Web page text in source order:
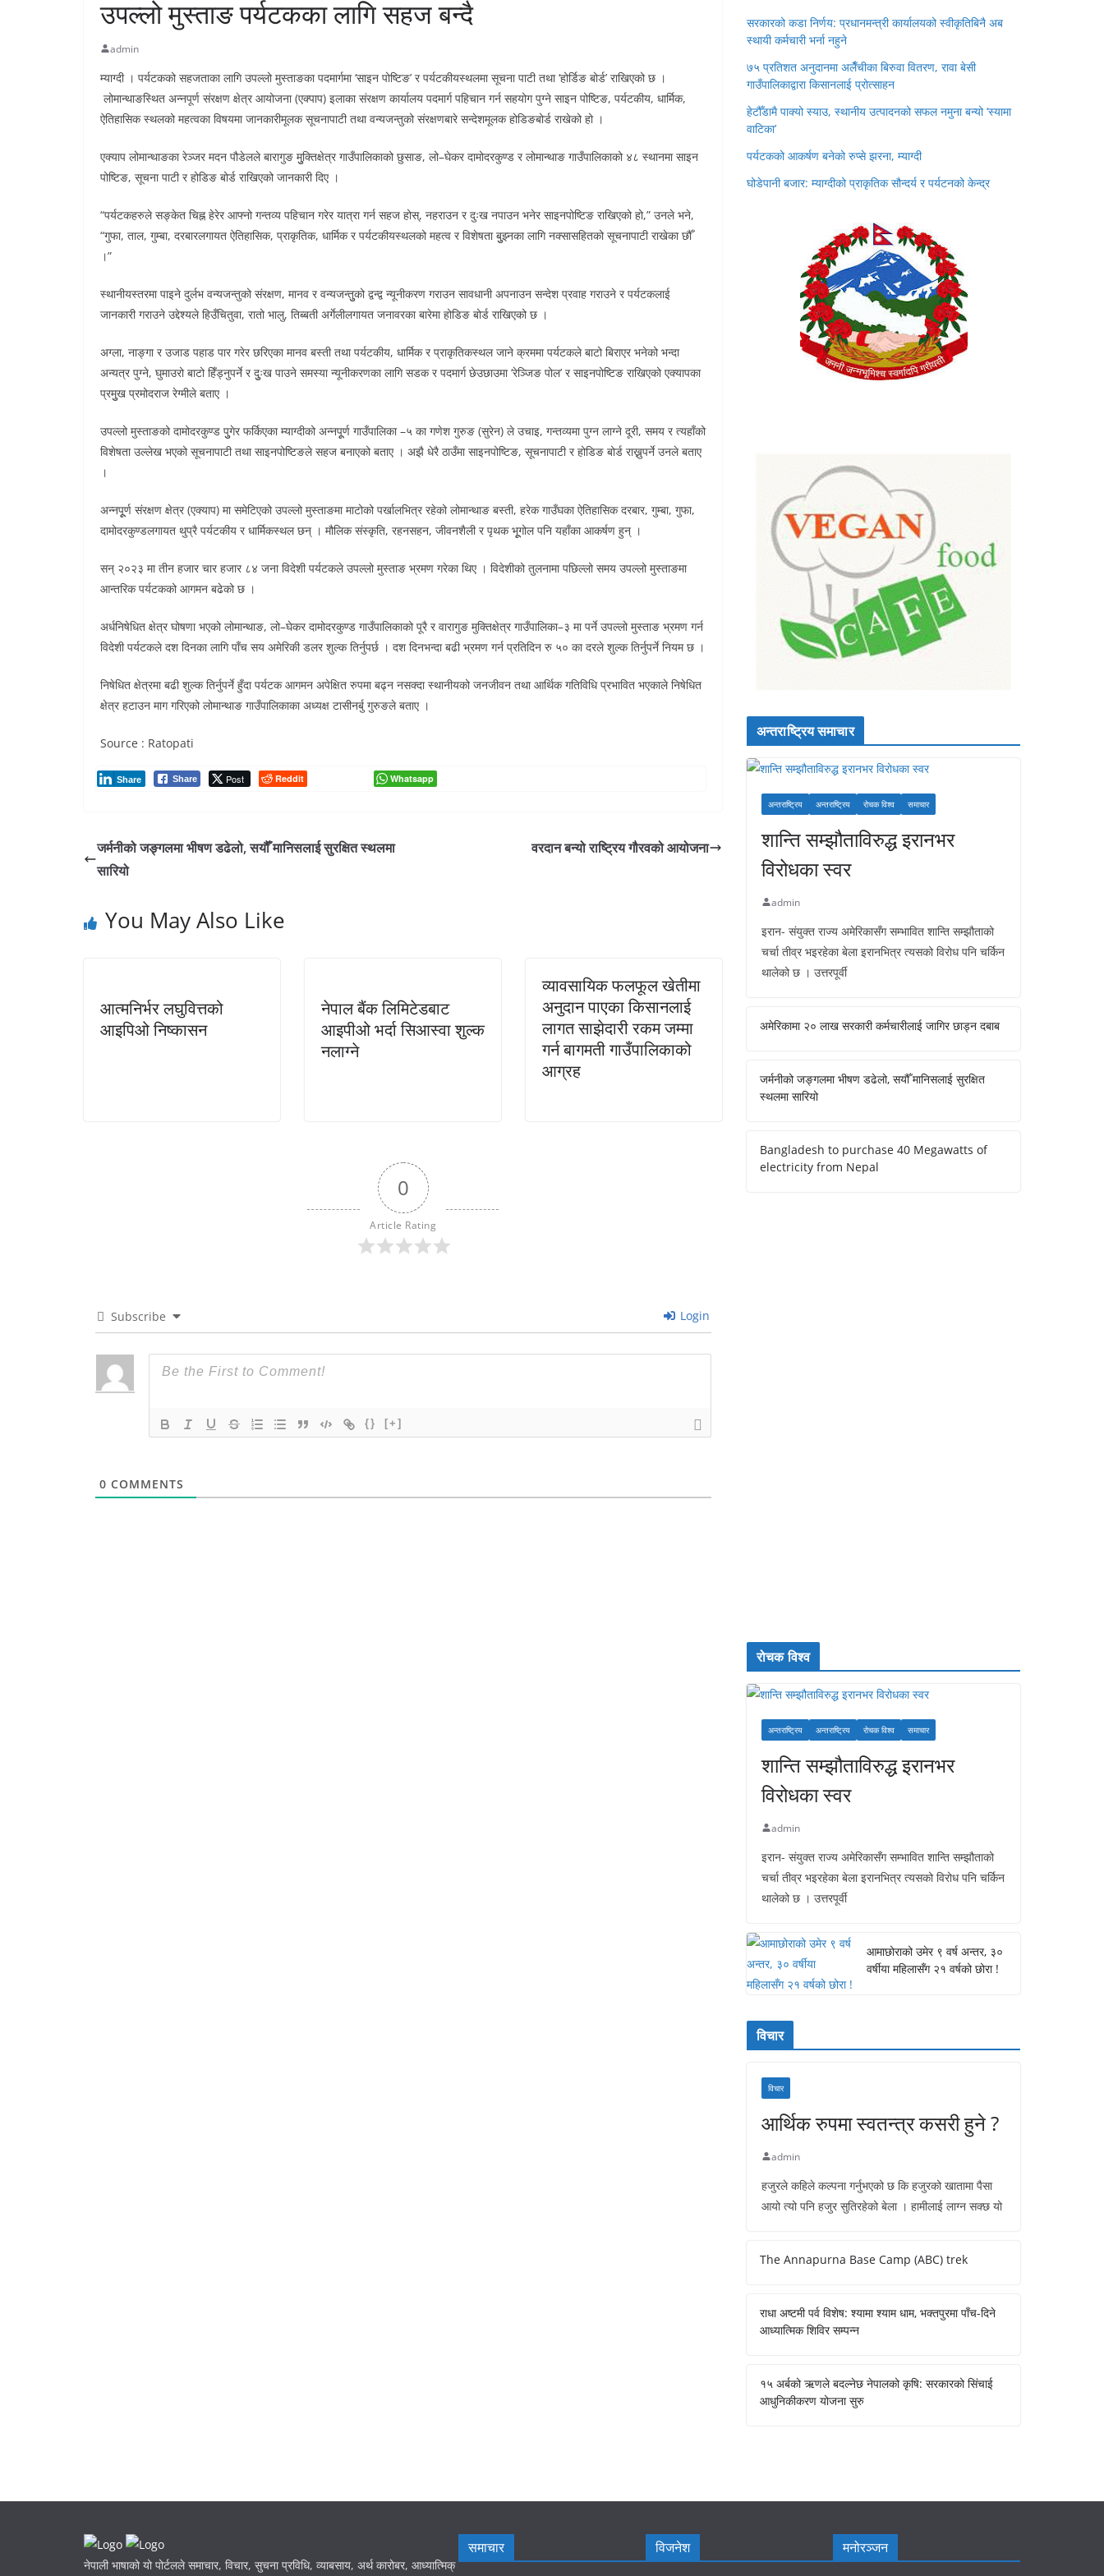
उपल्लो मुस्ताङ पर्यटकका लागि सहज बन्दै
admin
म्याग्दी । पर्यटकको सहजताका लागि उपल्लो मुस्ताङका पदमार्गमा ‘साइन पोष्टिङ’ र पर्यटकीयस्थलमा सूचना पाटी तथा ‘होर्डिङ बोर्ड’ राखिएको छ ।
लोमान्थाङस्थित अन्नपूर्ण संरक्षण क्षेत्र आयोजना (एक्पाप) इलाका संरक्षण कार्यालय पदमार्ग पहिचान गर्न सहयोग पुग्ने साइन पोष्टिङ, पर्यटकीय, धार्मिक,
ऐतिहासिक स्थलको महत्वका विषयमा जानकारीमूलक सूचनापाटी तथा वन्यजन्तुको संरक्षणबारे सन्देशमूलक होडिङबोर्ड राखेको हो ।
एक्याप लोमान्थाङका रेञ्जर मदन पौडेलले बारागुङ मुुक्तिक्षेत्र गाउँपालिकाको छुसाङ, लो–घेकर दामोदरकुण्ड र लोमान्थाङ गाउँपालिकाको ४८ स्थानमा साइन
पोष्टिङ, सूचना पाटी र होडिङ बोर्ड राखिएको जानकारी दिए ।
“पर्यटकहरुले सङ्केत चिह्न हेरेर आफ्नो गन्तव्य पहिचान गरेर यात्रा गर्न सहज होस्, नहराउन र दुःख नपाउन भनेर साइनपोष्टिङ राखिएको हो,” उनले भने,
“गुफा, ताल, गुम्बा, दरबारलगायत ऐतिहासिक, प्राकृतिक, धार्मिक र पर्यटकीयस्थलको महत्व र विशेषता बुुझ्नका लागि नक्सासहितको सूचनापाटी राखेका छौँ
।”
स्थानीयस्तरमा पाइने दुर्लभ वन्यजन्तुको संरक्षण, मानव र वन्यजन्तुुको द्वन्द्व न्यूनीकरण गराउन सावधानी अपनाउन सन्देश प्रवाह गराउने र पर्यटकलाई
जानकारी गराउने उद्देश्यले हिउँचितुवा, रातो भालु, तिब्बती अर्गेलीलगायत जनावरका बारेमा होडिङ बोर्ड राखिएको छ ।
अग्ला, नाङ्गा र उजाड पहाड पार गरेर छरिएका मानव बस्ती तथा पर्यटकीय, धार्मिक र प्राकृतिकस्थल जाने क्रममा पर्यटकले बाटो बिराएर भनेको भन्दा
अन्यत्र पुग्ने, घुमाउरो बाटो हिँड्नुपर्ने र दुुःख पाउने समस्या न्यूनीकरणका लागि सडक र पदमार्ग छेउछाउमा ‘रेञ्जिङ पोल’ र साइनपोष्टिङ राखिएको एक्यापका
प्रमुुख प्रमोदराज रेग्मीले बताए ।
उपल्लो मुस्ताङको दामोदरकुण्ड पुुगेर फर्किएका म्याग्दीको अन्नपूूर्ण गाउँपालिका –५ का गणेश गुरुङ (सुरेन) ले उचाइ, गन्तव्यमा पुग्न लाग्ने दूरी, समय र त्यहाँको
विशेषता उल्लेख भएको सूचनापाटी तथा साइनपोष्टिङले सहज बनाएको बताए । अझै धेरै ठाउँमा साइनपोष्टिङ, सूचनापाटी र होडिङ बोर्ड राख्नुपर्ने उनले बताए
।
अन्नपूूर्ण संरक्षण क्षेत्र (एक्याप) मा समेटिएको उपल्लो मुस्ताङमा माटोको पर्खालभित्र रहेको लोमान्थाङ बस्ती, हरेक गाउँघका ऐतिहासिक दरबार, गुम्बा, गुफा,
दामोदरकुण्डलगायत थुप्रै पर्यटकीय र धार्मिकस्थल छन् । मौलिक संस्कृति, रहनसहन, जीवनशैली र पृथक भूूगोल पनि यहाँका आकर्षण हुन् ।
सन् २०२३ मा तीन हजार चार हजार ८४ जना विदेशी पर्यटकले उपल्लो मुस्ताङ भ्रमण गरेका थिए । विदेशीको तुलनामा पछिल्लो समय उपल्लो मुस्ताङमा
आन्तरिक पर्यटकको आगमन बढेको छ ।
अर्धनिषेधित क्षेत्र घोषणा भएको लोमान्थाङ, लो–घेकर दामोदरकुण्ड गाउँपालिकाको पूरै र वारागुङ मुक्तिक्षेत्र गाउँपालिका–३ मा पर्ने उपल्लो मुस्ताङ भ्रमण गर्न
विदेशी पर्यटकले दश दिनका लागि पाँच सय अमेरिकी डलर शुल्क तिर्नुपर्छ । दश दिनभन्दा बढी भ्रमण गर्न प्रतिदिन रु ५० का दरले शुल्क तिर्नुपर्ने नियम छ ।
निषेधित क्षेत्रमा बढी शुल्क तिर्नुपर्ने हुँदा पर्यटक आगमन अपेक्षित रुपमा बढ्न नसक्दा स्थानीयको जनजीवन तथा आर्थिक गतिविधि प्रभावित भएकाले निषेधित
क्षेत्र हटाउन माग गरिएको लोमान्थाङ गाउँपालिकाका अध्यक्ष टासीनर्बु गुरुङले बताए ।
Source : Ratopati
Share Post
Share Reddit Whatsapp
जर्मनीको जङ्गलमा भीषण डढेलो, सयौँ मानिसलाई सुरक्षित स्थलमा
सारियो
वरदान बन्यो राष्ट्रिय गौरवको आयोजना
You May Also Like
आत्मनिर्भर लघुवित्तको
आइपिओ निष्कासन
नेपाल बैंक लिमिटेडबाट
आइपीओ भर्दा सिआस्वा शुल्क
नलाग्ने
व्यावसायिक फलफूल खेतीमा
अनुदान पाएका किसानलाई
लागत साझेदारी रकम जम्मा
गर्न बागमती गाउँपालिकाको
आग्रह
0
Article Rating
Subscribe Login
{} [+]
0 COMMENTS
सरकारको कडा निर्णय: प्रधानमन्त्री कार्यालयको स्वीकृतिबिनै अब
स्थायी कर्मचारी भर्ना नहुने
७५ प्रतिशत अनुदानमा अलैँचीका बिरुवा वितरण, रावा बेसी
गाउँपालिकाद्वारा किसानलाई प्रोत्साहन
हेटौँडामै पाक्यो स्याउ, स्थानीय उत्पादनको सफल नमुना बन्यो ‘स्यामा
वाटिका’
पर्यटकको आकर्षण बनेको रुप्से झरना, म्याग्दी
घोडेपानी बजार: म्याग्दीको प्राकृतिक सौन्दर्य र पर्यटनको केन्द्र
अन्तराष्ट्रिय समाचार
अन्तराष्ट्रिय अन्तराष्ट्रिय रोचक विश्व समाचार
शान्ति सम्झौताविरुद्ध इरानभर
विरोधका स्वर
admin
इरान- संयुक्त राज्य अमेरिकासँग सम्भावित शान्ति सम्झौताको
चर्चा तीव्र भइरहेका बेला इरानभित्र त्यसको विरोध पनि चर्किन
थालेको छ । उत्तरपूर्वी
अमेरिकामा २० लाख सरकारी कर्मचारीलाई जागिर छाड्न दबाब
जर्मनीको जङ्गलमा भीषण डढेलो, सयौँ मानिसलाई सुरक्षित
स्थलमा सारियो
Bangladesh to purchase 40 Megawatts of
electricity from Nepal
रोचक विश्व
अन्तराष्ट्रिय अन्तराष्ट्रिय रोचक विश्व समाचार
शान्ति सम्झौताविरुद्ध इरानभर
विरोधका स्वर
admin
इरान- संयुक्त राज्य अमेरिकासँग सम्भावित शान्ति सम्झौताको
चर्चा तीव्र भइरहेका बेला इरानभित्र त्यसको विरोध पनि चर्किन
थालेको छ । उत्तरपूर्वी
आमाछोराको उमेर ९ वर्ष अन्तर, ३०
वर्षीया महिलासँग २१ वर्षको छोरा !
विचार
विचार
आर्थिक रुपमा स्वतन्त्र कसरी हुने ?
admin
हजुरले कहिले कल्पना गर्नुभएको छ कि हजुरको खातामा पैसा
आयो त्यो पनि हजुर सुतिरहेको बेला । हामीलाई लाग्न सक्छ यो
The Annapurna Base Camp (ABC) trek
राधा अष्टमी पर्व विशेष: श्यामा श्याम धाम, भक्तपुरमा पाँच-दिने
आध्यात्मिक शिविर सम्पन्न
१५ अर्बको ऋणले बदल्नेछ नेपालको कृषि: सरकारको सिंचाई
आधुनिकीकरण योजना सुरु
नेपाली भाषाको यो पोर्टलले समाचार, विचार, सुचना प्रविधि, व्याबसाय, अर्थ कारोबर, आध्यात्मिक्
समाचार विजनेश मनोरञ्जन